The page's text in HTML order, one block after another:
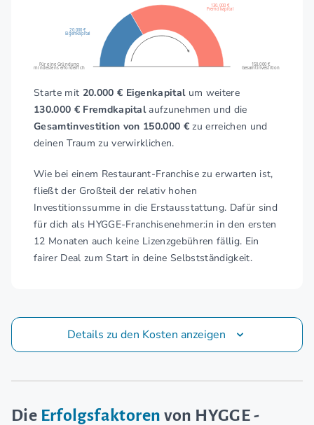
130.000 €
Fremdkapital
20.000 €
Eigenkapital
Für eine Gründung
mindestens erforderlich
150.000 €
Gesamtinvestition
Starte mit 20.000 € Eigenkapitalum weitere
130.000 € Fremdkapitalaufzunehmen und die
Gesamtinvestition von 150.000 € zu erreichen und
deinen Traum zu verwirklichen.
Wie bei einem Restaurant-Franchise zu erwarten ist,
fließt der Großteil der relativ hohen
Investitionssumme in die Erstausstattung. Dafür sind
für dich als HYGGE-Franchisenehmer:in in den ersten
12 Monaten auch keine Lizenzgebühren fällig. Ein
fairer Deal zum Start in deine Selbstständigkeit.
Details zu den Kosten anzeigen
Die Erfolgsfaktoren von HYGGE -